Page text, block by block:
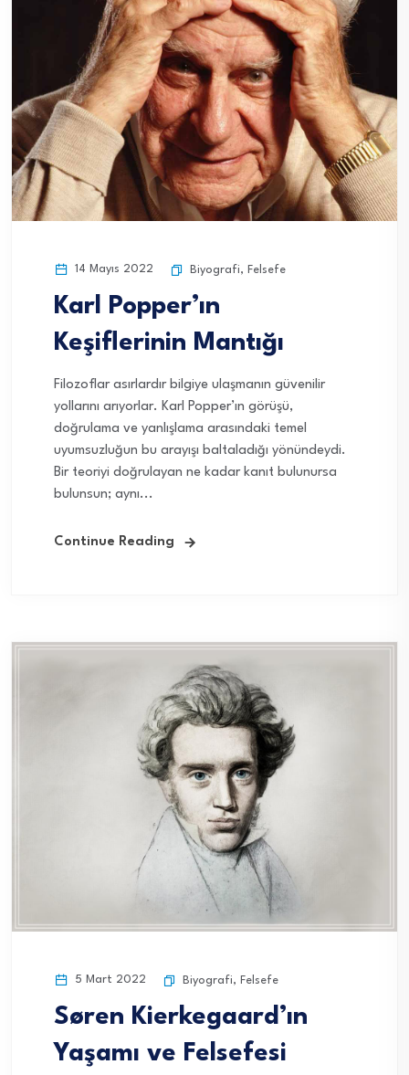
14 Mayıs 2022 Biyografi, Felsefe
Karl Popper’ın
Keşiflerinin Mantığı
Filozoflar asırlardır bilgiye ulaşmanın güvenilir
yollarını arıyorlar. Karl Popper’ın görüşü,
doğrulama ve yanlışlama arasındaki temel
uyumsuzluğun bu arayışı baltaladığı yönündeydi.
Bir teoriyi doğrulayan ne kadar kanıt bulunursa
bulunsun; aynı...
Continue Reading
5 Mart 2022 Biyografi, Felsefe
Søren Kierkegaard’ın
Yaşamı ve Felsefesi